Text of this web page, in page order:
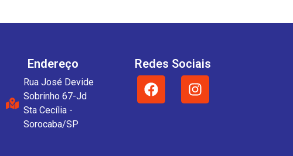
Endereço
Rua José Devide
Sobrinho 67-Jd
Sta Cecília -
Sorocaba/SP
Redes Sociais